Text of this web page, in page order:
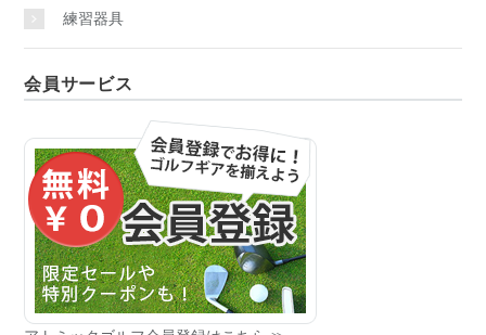
練習器具
会員サービス